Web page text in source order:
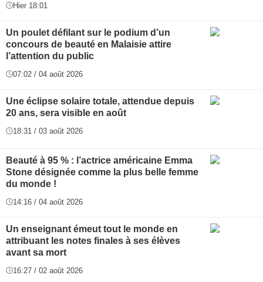
Hier 18:01
Un poulet défilant sur le podium d’un
concours de beauté en Malaisie attire
l’attention du public
07:02 / 04 août 2026
Une éclipse solaire totale, attendue depuis
20 ans, sera visible en août
18:31 / 03 août 2026
Beauté à 95 % : l’actrice américaine Emma
Stone désignée comme la plus belle femme
du monde !
14:16 / 04 août 2026
Un enseignant émeut tout le monde en
attribuant les notes finales à ses élèves
avant sa mort
16:27 / 02 août 2026